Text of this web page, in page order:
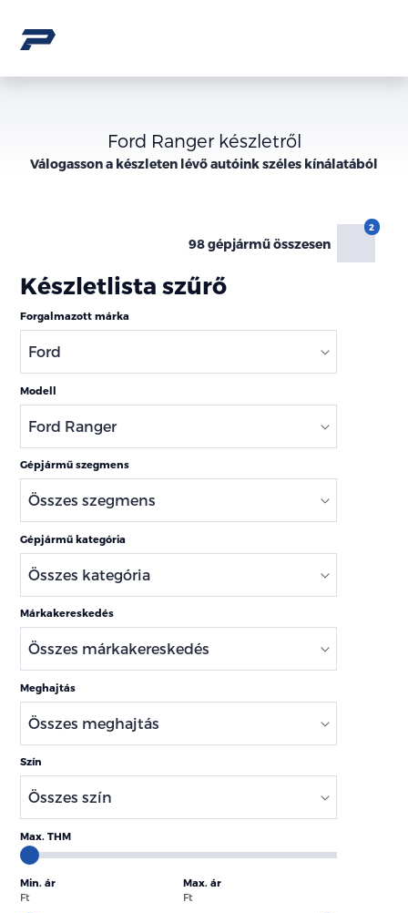
Ford Ranger készletről
Válogasson a készleten lévőautóink széles kínálatából
98 gépjármű összesen
Készletlista szűrő
Forgalmazott márka
Modell
Gépjármű szegmens
Gépjármű kategória
Márkakereskedés
Meghajtás
Szín
Max. THM
Min. ár
Ft
Max. ár
Ft